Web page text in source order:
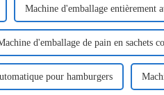
Machine d'emballage entièrement
d'emballage de pain en sachets
pour hamburgers